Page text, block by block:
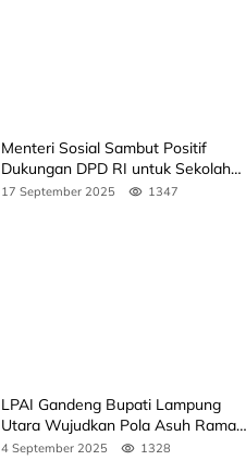
Menteri Sosial Sambut Positif
Dukungan DPD RI untuk Sekolah
Rakyat
17 September 2025 1347
LPAI Gandeng Bupati Lampung
Utara Wujudkan Pola Asuh Ramah
Anak Lewat Seminar Kak Seto, Ini
4 September 2025 1328